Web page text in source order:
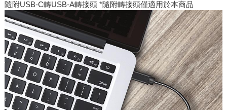
隨附USB-C轉USB-A轉接頭 *隨附轉接頭僅適用於本商品